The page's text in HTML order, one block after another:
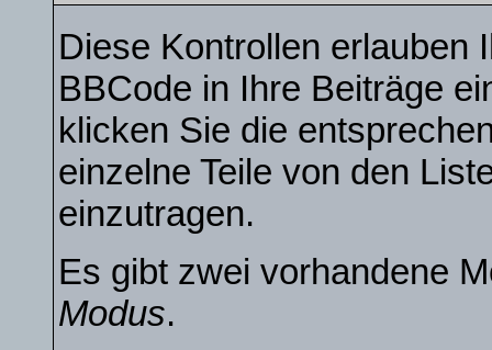
Diese Kontrollen erlauben
BBCode in Ihre Beiträge
klicken Sie die
einzelne Teile von den
einzutragen.
Es gibt zwei vorhandene
Modus.